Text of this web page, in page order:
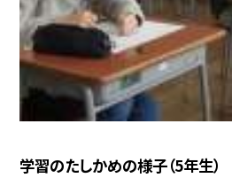
学習のたしかめの様子（5年生）